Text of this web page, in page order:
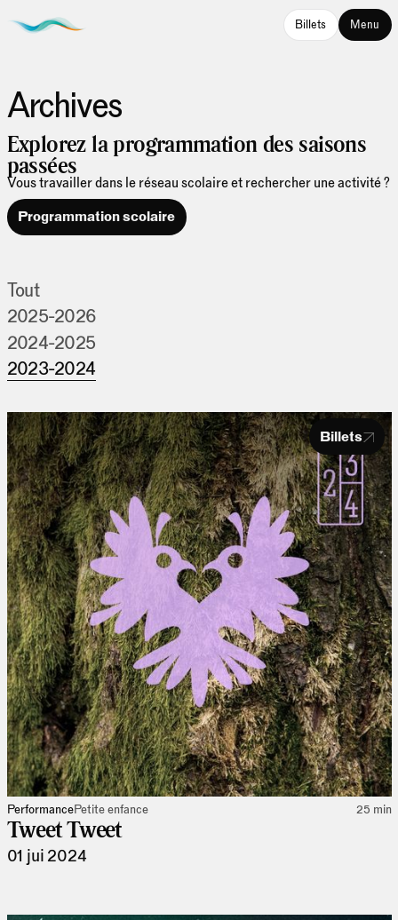
Billets Menu
Archives
Explorez la programmation des saisons
passées
Vous travailler dans le réseau scolaire et rechercher une activité ?
Programmation scolaire
Tout
2025-2026
2024-2025
2023-2024
PerformancePetite enfance 25 min
Tweet Tweet
01 jui 2024
Billets